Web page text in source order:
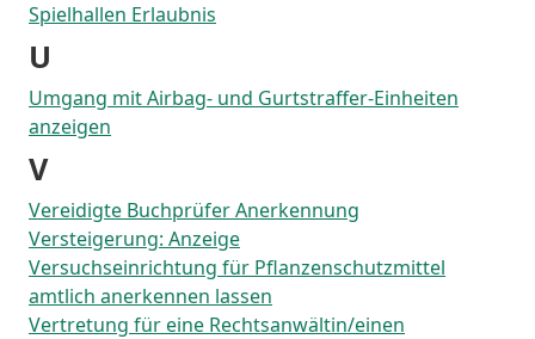
Spielhallen Erlaubnis
U
Umgang mit Airbag- und Gurtstraffer-Einheiten
anzeigen
V
Vereidigte Buchprüfer Anerkennung
Versteigerung: Anzeige
Versuchseinrichtung für Pflanzenschutzmittel
amtlich anerkennen lassen
Vertretung für eine Rechtsanwältin/einen